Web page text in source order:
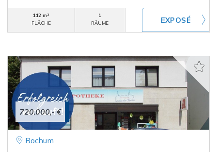
112 m²
FLÄCHE
1
RÄUME
720.000,- €
Bochum